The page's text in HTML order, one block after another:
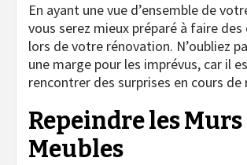
En ayant une vue d’ensemble de
vous serez mieux préparé à faire des
lors de votre rénovation. N’oubliez
une marge pour les imprévus, car il
rencontrer des surprises en cours de
Repeindre les Murs
Meubles